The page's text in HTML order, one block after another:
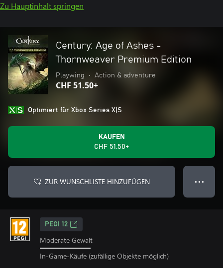
Zu Hauptinhalt springen
Century: Age of Ashes -
Thornweaver Premium Edition
Playwing • Action & adventure
CHF 51.50+
Optimiert für Xbox Series X|S
KAUFEN
CHF 51.50+
ZUR WUNSCHLISTE HINZUFÜGEN ● ● ●
PEGI 12
Moderate Gewalt
In-Game-Käufe (zufällige Objekte möglich)